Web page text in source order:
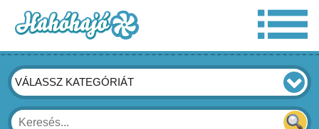
VÁLASSZ KATEGÓRIÁT